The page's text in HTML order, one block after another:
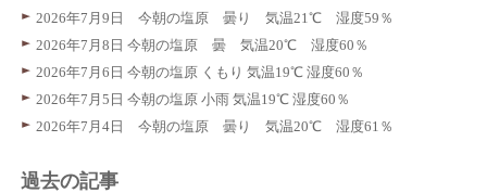
2026年7月9日 今朝の塩原 曇り 気温21℃ 湿度59％
2026年7月8日 今朝の塩原 曇 気温20℃ 湿度60％
2026年7月6日 今朝の塩原 くもり 気温19℃ 湿度60％
2026年7月5日 今朝の塩原 小雨 気温19℃ 湿度60％
2026年7月4日 今朝の塩原 曇り 気温20℃ 湿度61％
過去の記事